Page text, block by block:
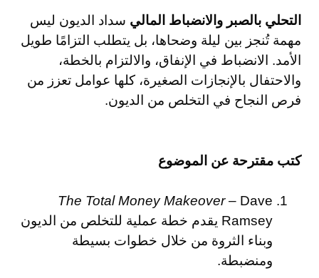
التحلي بالصبر والانضباط المالي سداد الديون ليس
مهمة تُنجز بين ليلة وضحاها، بل يتطلب التزامًا طويل
الأمد. الانضباط في الإنفاق، والالتزام بالخطة،
والاحتفال بالإنجازات الصغيرة، كلها عوامل تعزز من
فرص النجاح في التخلص من الديون.
كتب مقترحة عن الموضوع
The Total Money Makeover– Dave
Ramsey يقدم خطة عملية للتخلص من الديون
وبناء الثروة من خلال خطوات بسيطة
ومنضبطة.